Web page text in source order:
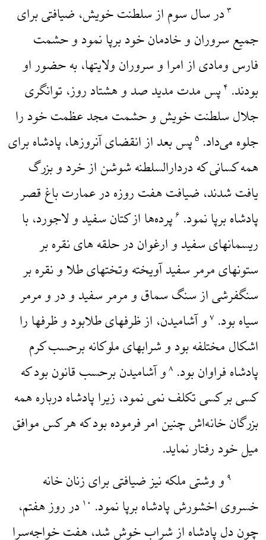
۳در سال سوم از سلطنت خویش، ضیافتی برای
جمیع سروران و خادمان خود برپا نمود و حشمت
فارس ومادی از امرا و سروران ولایتها، به حضور او
بودند. ۴ پس مدت مدید صد و هشتاد روز، توانگری
جلال سلطنت خویش و حشمت مجد عظمت خود را
جلوه می‌داد. ۵پس بعد از انقضای آنروزها، پادشاه برای
همه کسانی که دردارالسلطنه شوشن از خرد و بزرگ
یافت شدند، ضیافت هفت روزه در عمارت باغ قصر
پادشاه برپا نمود. ۶ پرده‌ها از کتان سفید و لاجورد، با
ریسمانهای سفید و ارغوان در حلقه های نقره بر
ستونهای مرمر سفید آویخته وتختهای طلا و نقره بر
سنگفرشی از سنگ سماق و مرمر سفید و در و مرمر
سیاه بود. ۷و آشامیدن، از ظرفهای طلابود و ظرفها را
اشکال مختلفه بود و شرابهای ملوکانه برحسب کرم
پادشاه فراوان بود. ۸و آشامیدن برحسب قانون بود که
کسی بر کسی تکلف نمی نمود، زیرا پادشاه درباره همه
بزرگان خانه‌اش چنین امر فرموده بود که هر کس موافق
میل خود رفتار نماید.
۹ و وشتی ملکه نیز ضیافتی برای زنان خانه
خسروی اخشورش پادشاه برپا نمود. ۱۰ در روز هفتم،